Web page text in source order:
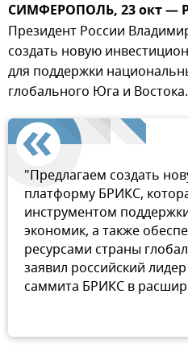
СИМФЕРОПОЛЬ, 23 окт —
Президент России
создать новую
для поддержки
глобального Юга и Востока.
"Предлагаем создать
платформу БРИКС,
инструментом
экономик, а также
ресурсами страны
заявил российский
саммита БРИКС в